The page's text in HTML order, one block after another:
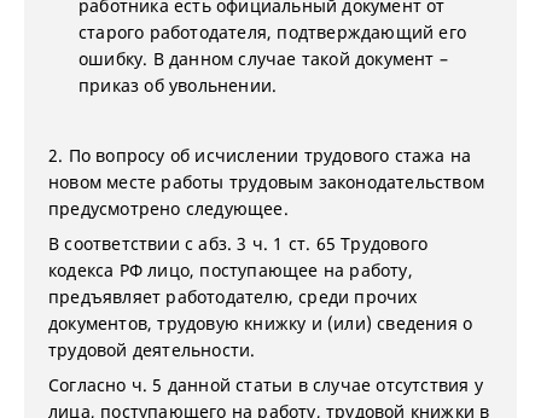
работника есть официальный документ от
старого работодателя, подтверждающий его
ошибку. В данном случае такой документ –
приказ об увольнении.
2. По вопросу об исчислении трудового стажа на
новом месте работы трудовым законодательством
предусмотрено следующее.
В соответствии с абз. 3 ч. 1 ст. 65 Трудового
кодекса РФ лицо, поступающее на работу,
предъявляет работодателю, среди прочих
документов, трудовую книжку и (или) сведения о
трудовой деятельности.
Согласно ч. 5 данной статьи в случае отсутствия у
лица, поступающего на работу, трудовой книжки в